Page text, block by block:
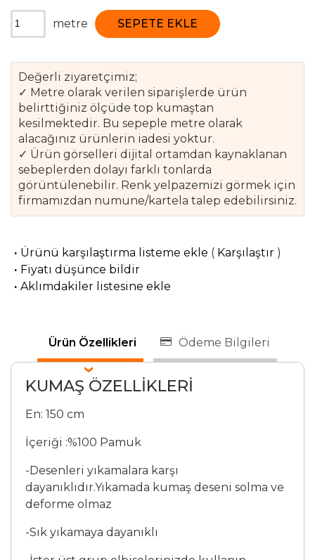
metre SEPETE EKLE
Değerli ziyaretçimiz;
✓ Metre olarak verilen siparişlerde ürün
belirttiğiniz ölçüde top kumaştan
kesilmektedir. Bu sepeple metre olarak
alacağınız ürünlerin iadesi yoktur.
✓ Ürün görselleri dijital ortamdan kaynaklanan
sebeplerden dolayı farklı tonlarda
görüntülenebilir. Renk yelpazemizi görmek için
firmamızdan numune/kartela talep edebilirsiniz.
· Ürünü karşılaştırma listeme ekle ( Karşılaştır)
· Fiyatı düşünce bildir
· Aklımdakiler listesine ekle
Ürün Özellikleri Ödeme Bilgileri
KUMAŞ ÖZELLİKLERİ
En: 150 cm
İçeriği :%100 Pamuk
-Desenleri yıkamalara karşı
dayanıklıdır.Yıkamada kumaş deseni solma ve
deforme olmaz
-Sık yıkamaya dayanıklı